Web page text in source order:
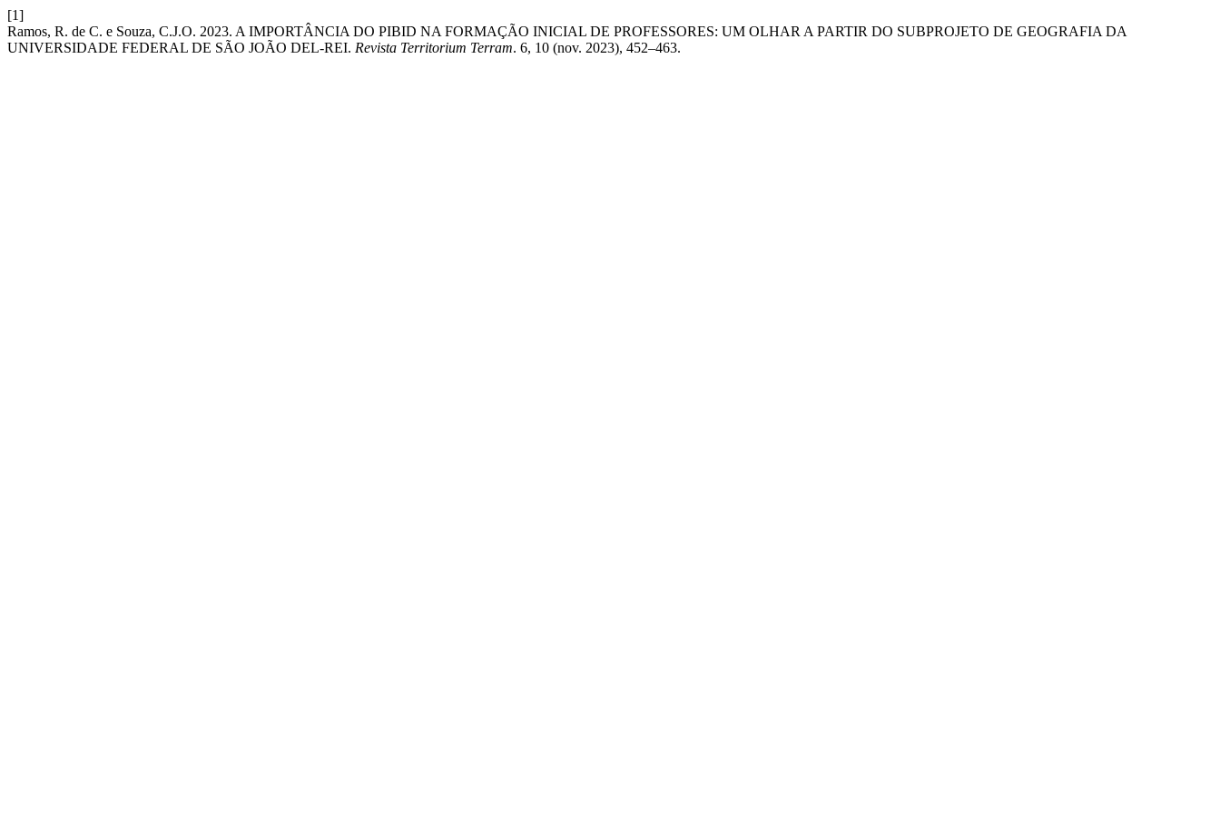
[1]
Ramos, R. de C. e Souza, C.J.O. 2023. A IMPORTÂNCIA DO PIBID NA FORMAÇÃO INICIAL DE PROFESSORES: UM OLHAR A PARTIR DO SUBPROJETO DE GEOGRAFIA DA
UNIVERSIDADE FEDERAL DE SÃO JOÃO DEL-REI. Revista Territorium Terram. 6, 10 (nov. 2023), 452–463.